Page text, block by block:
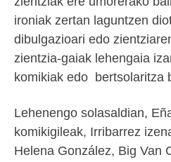
ironiak zertan laguntzen
dibulgazioari edo
zientzia-gaiak lehengaia
komikiak edo bertsolaritza
Lehenengo solasaldian,
komikigileak, Irribarrez
Helena González, Big Van